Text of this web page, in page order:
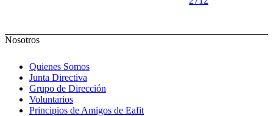
Nosotros
Quienes Somos
Junta Directiva
Grupo de Dirección
Voluntarios
Principios de Amigos de Eafit